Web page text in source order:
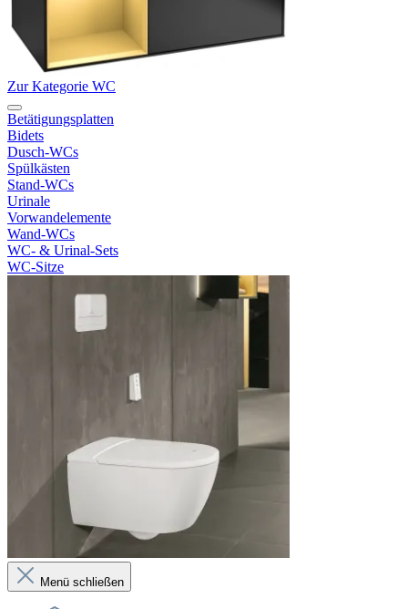
Zur Kategorie WC
Betätigungsplatten
Bidets
Dusch-WCs
Spülkästen
Stand-WCs
Urinale
Vorwandelemente
Wand-WCs
WC- & Urinal-Sets
WC-Sitze
Menü schließen